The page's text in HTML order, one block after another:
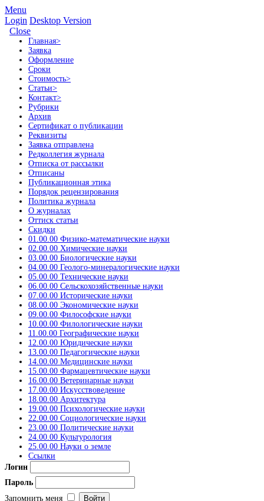
Menu
Login Desktop Version
Close
Главная>
Заявка
Оформление
Сроки
Стоимость>
Статьи>
Контакт>
Рубрики
Архив
Сертификат о публикации
Реквизиты
Заявка отправлена
Редколлегия журнала
Отписка от рассылки
Отписаны
Публикационная этика
Порядок рецензирования
Политика журнала
О журналах
Оттиск статьи
Скидки
01.00.00 Физико-математические науки
02.00.00 Химические науки
03.00.00 Биологические науки
04.00.00 Геолого-минералогические науки
05.00.00 Технические науки
06.00.00 Сельскохозяйственные науки
07.00.00 Исторические науки
08.00.00 Экономические науки
09.00.00 Философские науки
10.00.00 Филологические науки
11.00.00 Географические науки
12.00.00 Юридические науки
13.00.00 Педагогические науки
14.00.00 Медицинские науки
15.00.00 Фармацевтические науки
16.00.00 Ветеринарные науки
17.00.00 Искусствоведение
18.00.00 Архитектура
19.00.00 Психологические науки
22.00.00 Социологические науки
23.00.00 Политические науки
24.00.00 Культурология
25.00.00 Науки о земле
Ссылки
Логин
Пароль
Запомнить меня